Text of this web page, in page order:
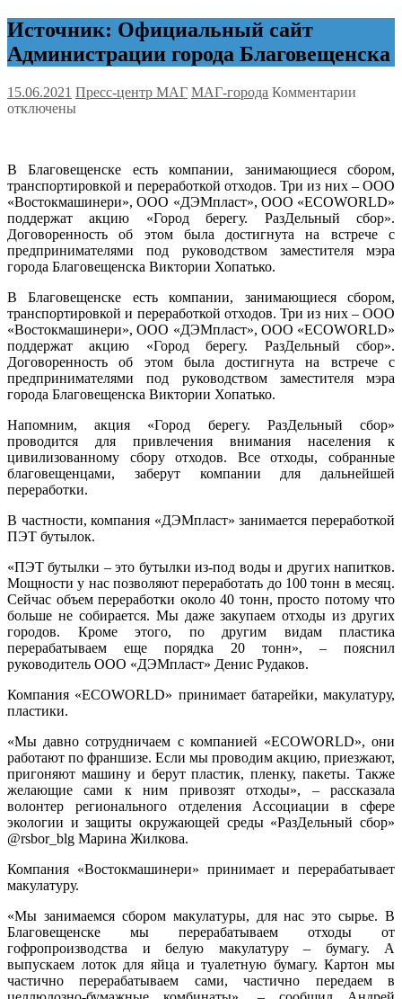
Источник: Официальный сайт
Администрации города Благовещенска
15.06.2021 Пресс-центр МАГ МАГ-города Комментарии
СБОР»
отключены
В Благовещенске есть компании, занимающиеся сбором,
транспортировкой и переработкой отходов. Три из них – ООО
«Востокмашинери», ООО «ДЭМпласт», ООО «ЕCOWORLD»
поддержат акцию «Город берегу. РазДельный сбор».
Договоренность об этом была достигнута на встрече с
предпринимателями под руководством заместителя мэра
города Благовещенска Виктории Хопатько.
В Благовещенске есть компании, занимающиеся сбором,
транспортировкой и переработкой отходов. Три из них – ООО
«Востокмашинери», ООО «ДЭМпласт», ООО «ЕCOWORLD»
поддержат акцию «Город берегу. РазДельный сбор».
Договоренность об этом была достигнута на встрече с
предпринимателями под руководством заместителя мэра
города Благовещенска Виктории Хопатько.
Напомним, акция «Город берегу. РазДельный сбор»
проводится для привлечения внимания населения к
цивилизованному сбору отходов. Все отходы, собранные
благовещенцами, заберут компании для дальнейшей
переработки.
В частности, компания «ДЭМпласт» занимается переработкой
ПЭТ бутылок.
«ПЭТ бутылки – это бутылки из-под воды и других напитков.
Мощности у нас позволяют переработать до 100 тонн в месяц.
Сейчас объем переработки около 40 тонн, просто потому что
больше не собирается. Мы даже закупаем отходы из других
городов. Кроме этого, по другим видам пластика
перерабатываем еще порядка 20 тонн», – пояснил
руководитель ООО «ДЭМпласт» Денис Рудаков.
Компания «ЕCOWORLD» принимает батарейки, макулатуру,
пластики.
«Мы давно сотрудничаем с компанией «ЕCOWORLD», они
работают по франшизе. Если мы проводим акцию, приезжают,
пригоняют машину и берут пластик, пленку, пакеты. Также
желающие сами к ним привозят отходы», – рассказала
волонтер регионального отделения Ассоциации в сфере
экологии и защиты окружающей среды «РазДельный сбор»
@rsbor_blg Марина Жилкова.
Компания «Востокмашинери» принимает и перерабатывает
макулатуру.
«Мы занимаемся сбором макулатуры, для нас это сырье. В
Благовещенске мы перерабатываем отходы от
гофропроизводства и белую макулатуру – бумагу. А
выпускаем лоток для яйца и туалетную бумагу. Картон мы
частично перерабатываем сами, частично передаем в